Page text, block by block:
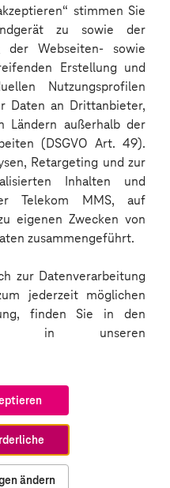
stimmen Sie
zu sowie der
der Webseiten- sowie
Erstellung und
Nutzungsprofilen
Daten an Drittanbieter,
außerhalb der
(DSGVO Art. 49).
Retargeting und zur
Inhalten und
Telekom MMS, auf
eigenen Zwecken von
zusammengeführt.
zur Datenverarbeitung
jederzeit möglichen
finden Sie in den
in unseren
ändern
Auswahl: